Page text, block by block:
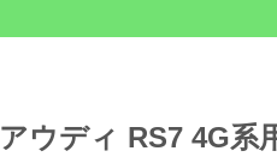
アウディ RS7 4G系